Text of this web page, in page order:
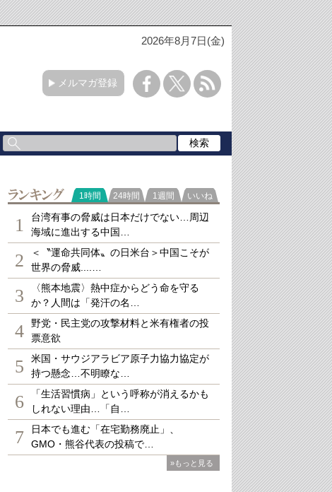
2026年8月7日(金)
メルマガ登録
ランキング
1時間 24時間 1週間 いいね
1
台湾有事の脅威は日本だけでない…周辺
海域に進出する中国…
2
＜〝運命共同体〟の日米台＞中国こそが
世界の脅威....…
3
〈熊本地震〉熱中症からどう命を守る
か？人間は「発汗の名…
4
野党・民主党の攻撃材料と米有権者の投
票意欲
5
米国・サウジアラビア原子力協力協定が
持つ懸念…不明瞭な…
6
「生活習慣病」という呼称が消えるかも
しれない理由…「自…
7
日本でも進む「在宅勤務廃止」、
GMO・熊谷代表の投稿で…
»もっと見る